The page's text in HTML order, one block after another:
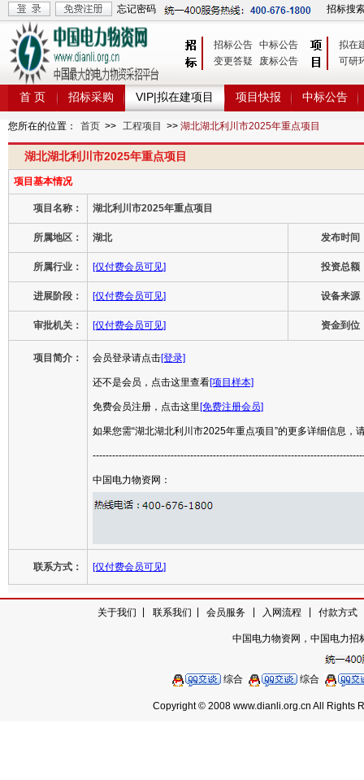
忘记密码 招标搜
招标公告 中标公告
变更答疑
废标公告
拟在
可研
首 页 招标采购 VIP|拟在建项目 项目快报 中标公告
您所在的位置： 首页 >> 工程项目 >> 湖北湖北利川市2025年重点项目
湖北湖北利川市2025年重点项目
项目基本情况
项目名称： 湖北利川市2025年重点项目
所属地区： 湖北 发布时间
所属行业： [仅付费会员可见] 投资总额
进展阶段： [仅付费会员可见] 设备来源
审批机关： [仅付费会员可见] 资金到位
项目简介： 会员登录请点击[登录]
还不是会员，点击这里查看[项目样本]
免费会员注册，点击这里 [免费注册会员]
如果您需“湖北湖北利川市2025年重点项目”的更多详细信息，
中国电力物资网：
联系方式： [仅付费会员可见]
关于我们 联系我们 会员服务 入网流程 付款方式
中国电力物资网，中国电力招
综合 综合
Copyright © 2008 www.dianli.org.cn All Rights